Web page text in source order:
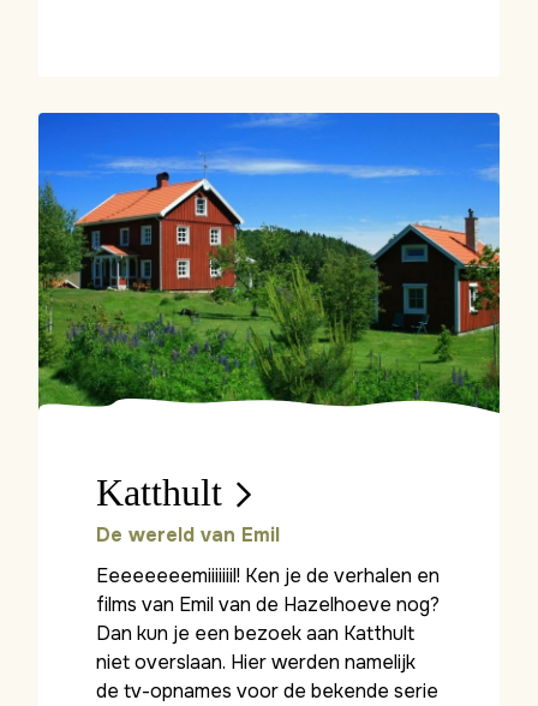
Katthult
De wereld van Emil
Eeeeeeeemiiiiiiil! Ken je de verhalen en
films van Emil van de Hazelhoeve nog?
Dan kun je een bezoek aan Katthult
niet overslaan. Hier werden namelijk
de tv-opnames voor de bekende serie